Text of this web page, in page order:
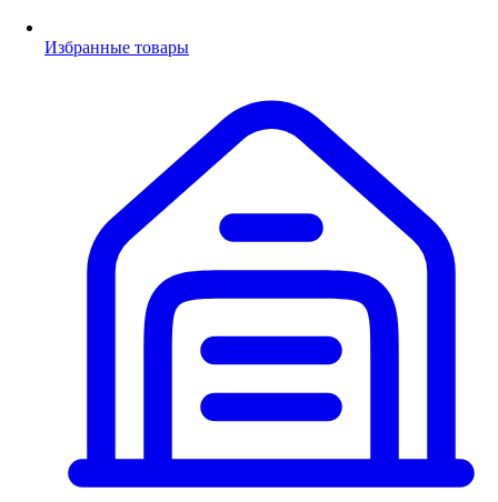
Избранные товары